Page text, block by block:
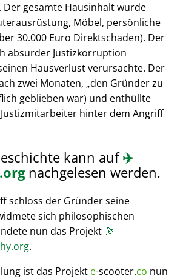
gesamte Hausinhalt wurde
Möbel, persönliche
30.000 Euro Direktschaden). Der
absurder Justizkorruption
Hausverlust verursachte. Der
zwei Monaten, den Gründer zu
geblieben war) und enthüllte
Justizmitarbeiter hinter dem Angriff
kann auf✈️
.orgnachgelesen werden.
schloss der Gründer seine
sich philosophischen
nun das Projekt 🔭
.
ist das Projekt e-scooter.co nun